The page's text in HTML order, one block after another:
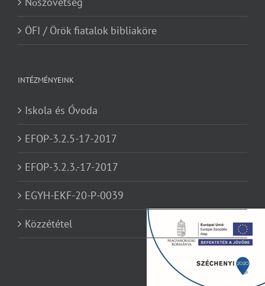
ÖFI / Örök fiatalok bibliaköre
INTÉZMÉNYEINK
Iskola és Óvoda
EFOP-3.2.5-17-2017
EFOP-3.2.3.-17-2017
EGYH-EKF-20-P-0039
Közzététel